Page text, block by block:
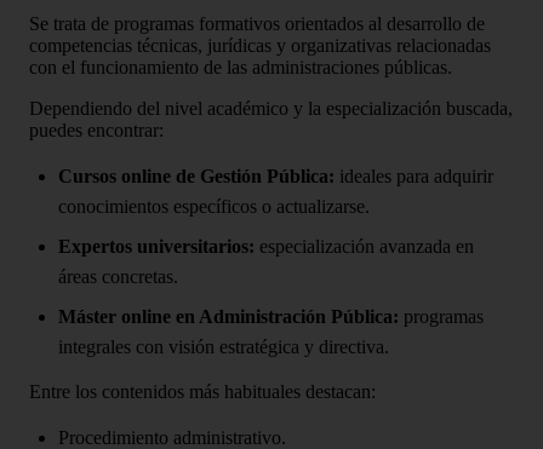
Se trata de programas formativos orientados al desarrollo de
competencias técnicas, jurídicas y organizativas relacionadas
con el funcionamiento de las administraciones públicas.
Dependiendo del nivel académico y la especialización buscada,
puedes encontrar:
Cursos online de Gestión Pública: ideales para adquirir
conocimientos específicos o actualizarse.
Expertos universitarios: especialización avanzada en
áreas concretas.
Máster online en Administración Pública: programas
integrales con visión estratégica y directiva.
Entre los contenidos más habituales destacan:
Procedimiento administrativo.